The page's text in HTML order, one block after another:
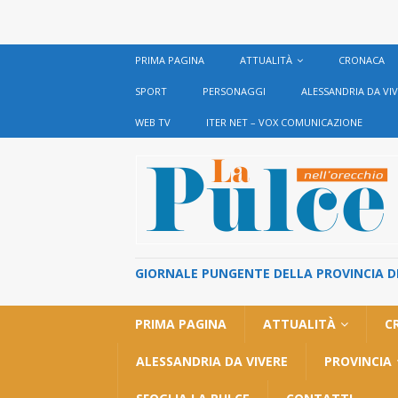
PRIMA PAGINA ATTUALITÀ CRONACA
SPORT PERSONAGGI ALESSANDRIA DA
WEB TV ITER NET – VOX COMUNICAZIONE
GIORNALE PUNGENTE DELLA PROVINCIA
PRIMA PAGINA ATTUALITÀ
ALESSANDRIA DA VIVERE PROVINCIA